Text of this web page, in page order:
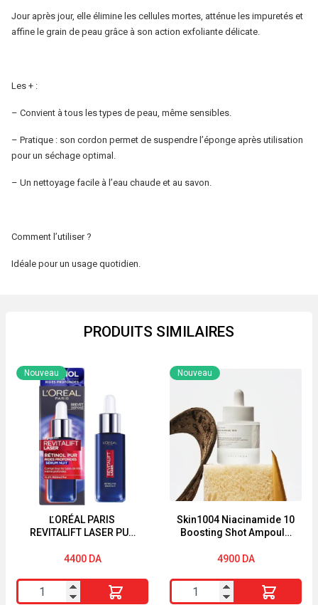
Jour après jour, elle élimine les cellules mortes, atténue les impuretés et
affine le grain de peau grâce à son action exfoliante délicate.
Les + :
– Convient à tous les types de peau, même sensibles.
– Pratique : son cordon permet de suspendre l’éponge après utilisation
pour un séchage optimal.
– Un nettoyage facile à l’eau chaude et au savon.
Comment l’utiliser ?
Idéale pour un usage quotidien.
PRODUITS SIMILAIRES
ĽORÉAL PARIS
REVITALIFT LASER PUR
30ML
Nouveau
4400 DA
quantité
Skin1004 Niacinamide 10
Boosting Shot Ampoule
Nouveau
4900 DA
quantité